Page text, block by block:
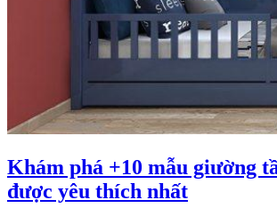
Khám phá +10 mẫu giường
được yêu thích nhất